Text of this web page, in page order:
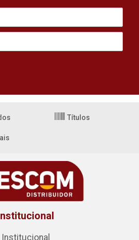
Títulos
Institucional